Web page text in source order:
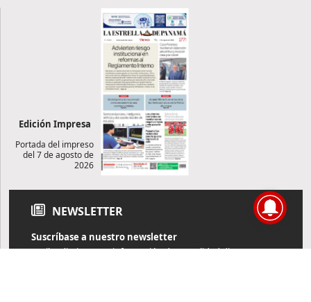
Edición Impresa
Portada del impreso
del 7 de agosto de
2026
NEWSLETTER
Suscríbase a nuestro newsletter
Reciba diariamente información de actualidad directamente en